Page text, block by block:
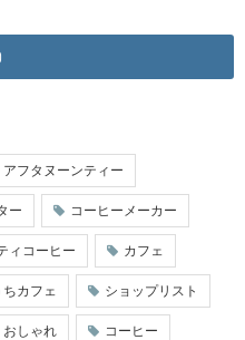
アフタヌーンティー
ー コーヒーメーカー
ィコーヒー カフェ
ちカフェ ショップリスト
おしゃれ コーヒー